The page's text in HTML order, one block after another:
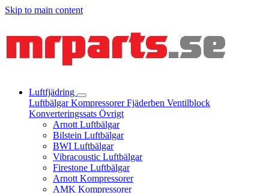
Skip to main content
Luftfjädring
LuftbälgarKompressorerFjäderben Ventilblock
Konverteringssats Övrigt
Arnott Luftbälgar
Bilstein Luftbälgar
BWI Luftbälgar
Vibracoustic Luftbälgar
Firestone Luftbälgar
Arnott Kompressorer
AMK Kompressorer